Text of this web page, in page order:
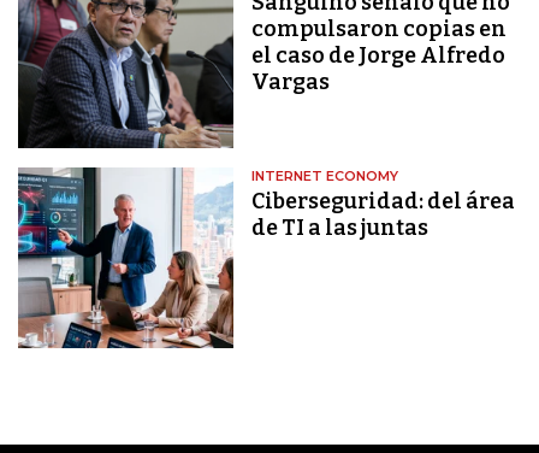
compulsaron copias en
el caso de Jorge Alfredo
Vargas
INTERNET ECONOMY
Ciberseguridad: del área
de TI a las juntas